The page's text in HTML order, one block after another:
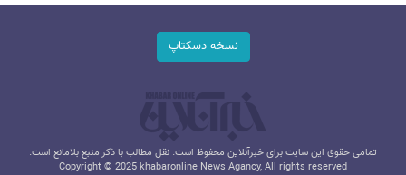
نسخه دسکتاپ
تمامی حقوق این سایت برای خبرآنلاین محفوظ است. نقل مطالب با ذکر منبع بلامانع است.
Copyright © 2025 khabaronline News Agancy, All rights reserved